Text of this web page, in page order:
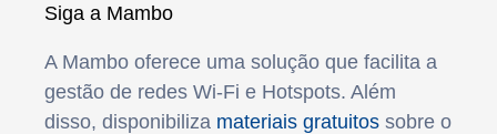
Siga a Mambo
A Mambo oferece uma solução que facilita a
gestão de redes Wi-Fi e Hotspots. Além
disso, disponibiliza materiais gratuitos sobre o